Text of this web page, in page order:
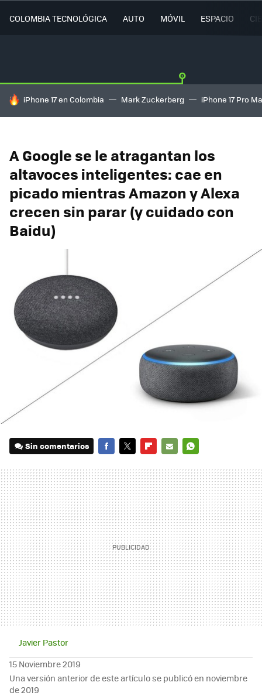
COLOMBIA TECNOLÓGICA AUTO MÓVIL ESPACIO
HOY SE HABLA DE
iPhone 17 en Colombia Mark Zuckerberg iPhone 17 Pro
A Google se le atragantan los
altavoces inteligentes: cae en
picado mientras Amazon y Alexa
crecen sin parar (y cuidado con
Baidu)
Sin comentarios
MAIL
Javier Pastor
15 Noviembre 2019
Una versión anterior de este artículo se publicó en noviembre
de 2019